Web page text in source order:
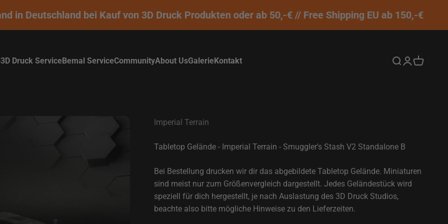
in Deutschland bei Kauf von 3D Druck Produkten oder ab 50,-€ // Free Shipping EU ab 150,-€
3D Druck Service Bemal ServiceCommunityAbout UsGalerie Kontakt
Suche öffnen
Imperial Terrain
Tabletop Gelände - Imperial Terrain - Smuggler's Stash V2 Standalone B
Bei Bestellung drucken wir dir das abgebildete Tabletop Gelände. Miniaturen
sind meist nur zum Größenvergleich dargestellt. Jedes Geländestück wird
speziell für dich hergestellt, je nach Auslastung des 3D Druck Studios,
beachte also bitte mögliche Hinweise zu den Lieferzeiten.